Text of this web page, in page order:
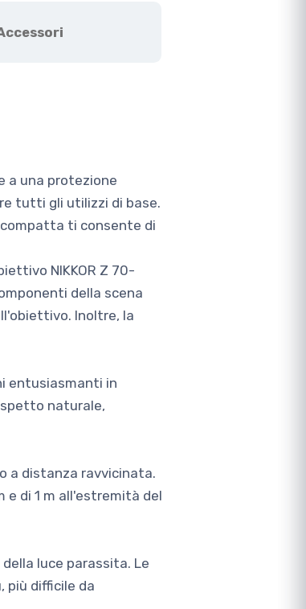
a una protezione
tutti gli utilizzi di base.
ti consente di
NIKKOR Z 70-
della scena
Inoltre, la
entusiasmanti in
naturale,
a distanza ravvicinata.
e di 1 m all'estremità del
luce parassita. Le
più difficile da